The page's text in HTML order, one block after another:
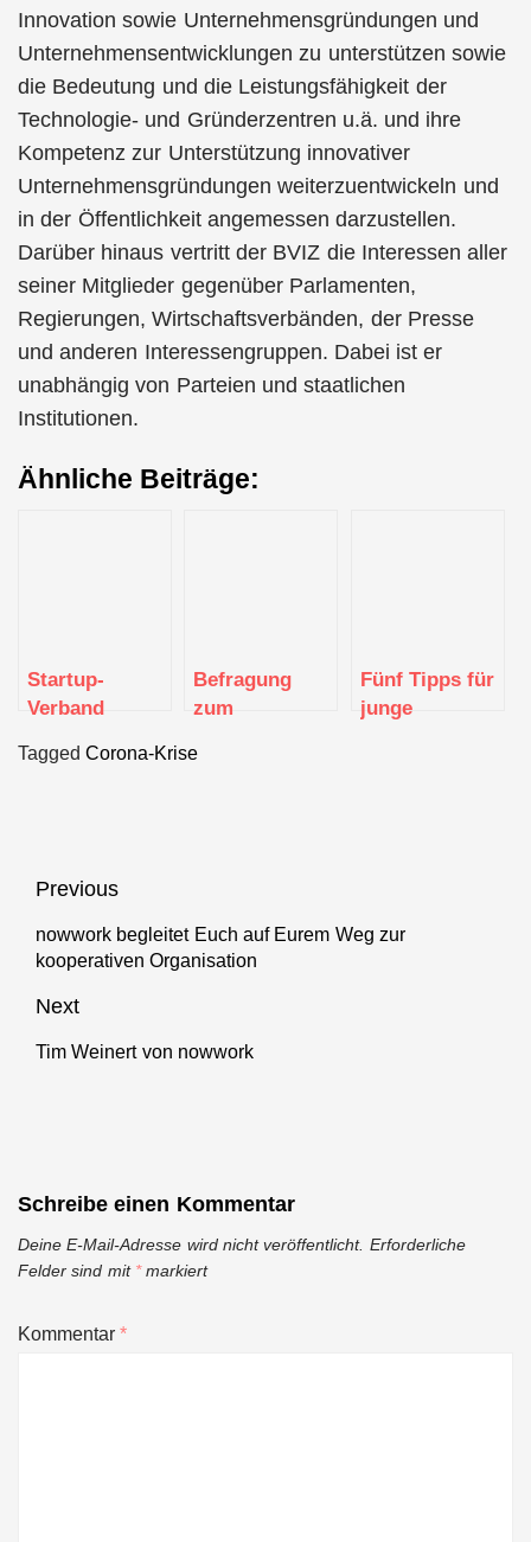
Innovation sowie Unternehmensgründungen und
Unternehmensentwicklungen zu unterstützen sowie
die Bedeutung und die Leistungsfähigkeit der
Technologie- und Gründerzentren u.ä. und ihre
Kompetenz zur Unterstützung innovativer
Unternehmensgründungen weiterzuentwickeln und
in der Öffentlichkeit angemessen darzustellen.
Darüber hinaus vertritt der BVIZ die Interessen aller
seiner Mitglieder gegenüber Parlamenten,
Regierungen, Wirtschaftsverbänden, der Presse
und anderen Interessengruppen. Dabei ist er
unabhängig von Parteien und staatlichen
Institutionen.
Ähnliche Beiträge:
Startup-
Verband
Schwächung
Verschärfungen
Außenwirtschaftsrecht
Befragung
zum
Startup
Fünf Tipps für
junge
TaggedCorona-Krise
Beitragsnavigation
Previous
Previous
post:
nowwork begleitet Euch auf Eurem Weg zur
kooperativen Organisation
Next
Next
Tim Weinert von nowwork
Schreibe einen Kommentar
Deine E-Mail-Adresse wird nicht veröffentlicht. Erforderliche
Felder sind mit *markiert
Kommentar*